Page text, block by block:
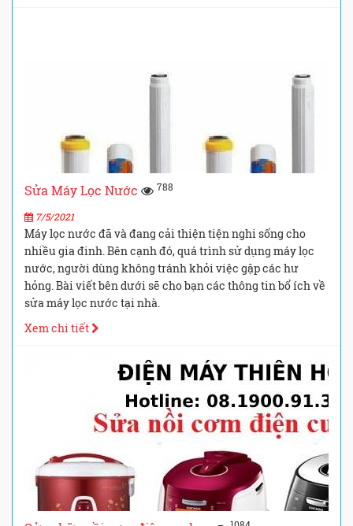
Sửa Máy Lọc Nước 788
7/5/2021
Máy lọc nước đã và đang cải thiện tiện nghi sống cho
nhiều gia đinh. Bên cạnh đó, quá trình sử dụng máy lọc
nước, người dùng không tránh khỏi việc gặp các hư
hỏng. Bài viết bên dưới sẽ cho bạn các thông tin bổ ích về
sửa máy lọc nước tại nhà.
Xem chi tiết